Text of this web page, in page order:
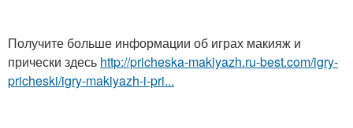
Получите больше информации об играх макияж и
прически здесь http://pricheska-makiyazh.ru-best.com/igry-
pricheski/igry-makiyazh-i-pri...